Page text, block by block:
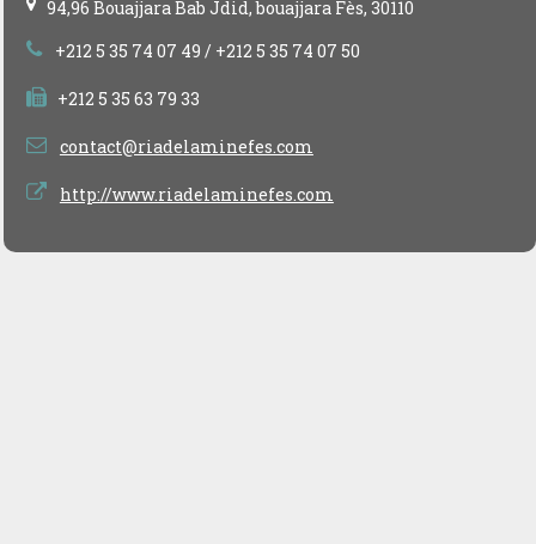
94,96 Bouajjara Bab Jdid, bouajjara Fès, 30110
+212 5 35 74 07 49 / +212 5 35 74 07 50
+212 5 35 63 79 33
contact@riadelaminefes.com
http://www.riadelaminefes.com